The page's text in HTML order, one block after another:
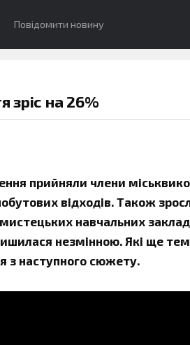
Повідомити новину
зріс на 26%
прийняли члени
відходів. Також
навчальних
незмінною. Які ще
з наступного сюжету.